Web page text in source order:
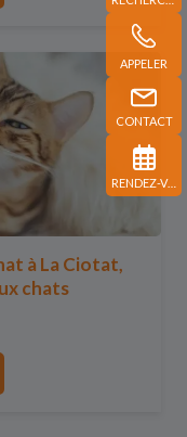
APPELER
CONTACT
RENDEZ-VOUS
à La Ciotat,
chats